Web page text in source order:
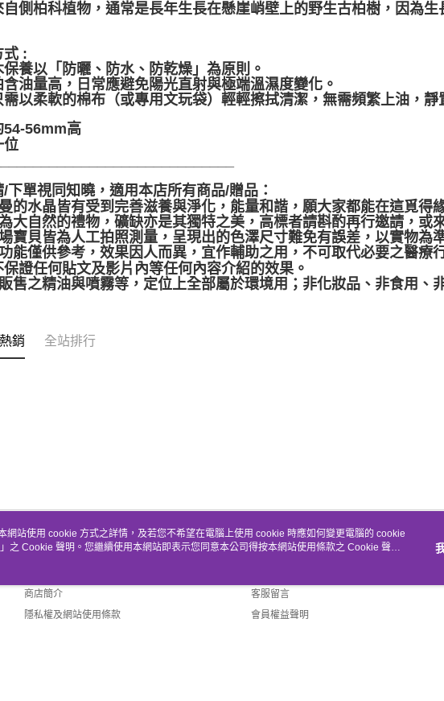
自側柏科植物，通常是長年生長在懸崖峭壁上的野生古柏樹，因為
式 :
保養以「防曬、防水、防乾燥」為原則。
含油量高，日常應避免陽光直射與極端溫濕度變化。
需以柔軟的棉布（或專用文玩袋）輕輕擦拭清潔，無需頻繁上油，靜
54-56mm高
位
/下單視同知曉，適用本店所有商品/贈品：
的水晶皆有受到完善滋養與淨化，能量和諧，願大家都能在這覓得
大自然的禮物，礦缺亦是其獨特之美，高標者請斟酌再行邀請，或
寶貝皆為人工拍照測量，呈現出的色澤尺寸難免有誤差，以實物為
能僅供參考，效果因人而異，宜作輔助之用，不可取代必要之醫療
保證任何貼文及影片內等任何內容介紹的效果。
售之精油與噴霧等，定位上全部屬於環境用；非化妝品、非食用、
銷 全站排行
關於我們
商店簡介
隱私權及網站使用條款
客服資訊
客服留言
會員權益聲明
網站使用 cookie 方式之詳情，及若您不希望在電腦上使用 cookie 時應如何變更電腦的 cookie
」之 Cookie 聲明。您繼續使用本網站即表示您同意本公司得按本網站使用條款之 Cookie 聲明